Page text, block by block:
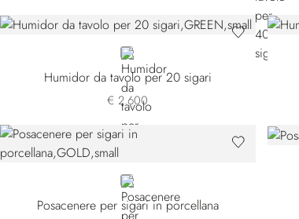
GREEN
Humidor da tavolo per 20 sigari
€ 2.600
GOLD
Posacenere per sigari in porcellana